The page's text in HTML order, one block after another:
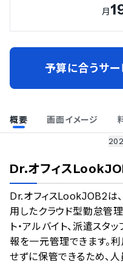
月
予算に合うサ
概要 画面イメージ
の
情報更新者：業界DX最強
Dr.オフィス
Dr.オフィスLookJOB2は
用したクラウド型勤怠管
ト・アルバイト、派遣ス
報を一元管理できます。
せずに保管できるため、